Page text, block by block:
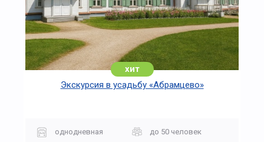
хит
Экскурсия в усадьбу «Абрамцево»
однодневная
до 50 человек